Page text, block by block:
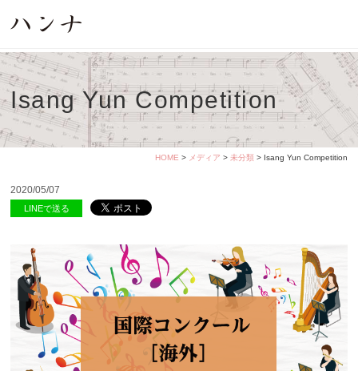
Isang Yun Competition
HOME > メディア > 未分類> Isang Yun Competition
2020/05/07
LINEで送る